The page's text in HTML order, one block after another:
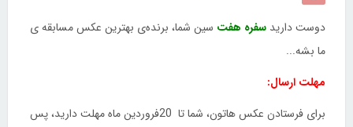
دوست دارید سفره هفت سین شما، برنده‌‌‌‌‌‌‌‌‌‌ی‌ بهترین عکس مسابقه ی
ما بشه...
مهلت ارسال:
برای فرستادن عکس هاتون، شما تا 20فروردین ماه مهلت دارید، پس